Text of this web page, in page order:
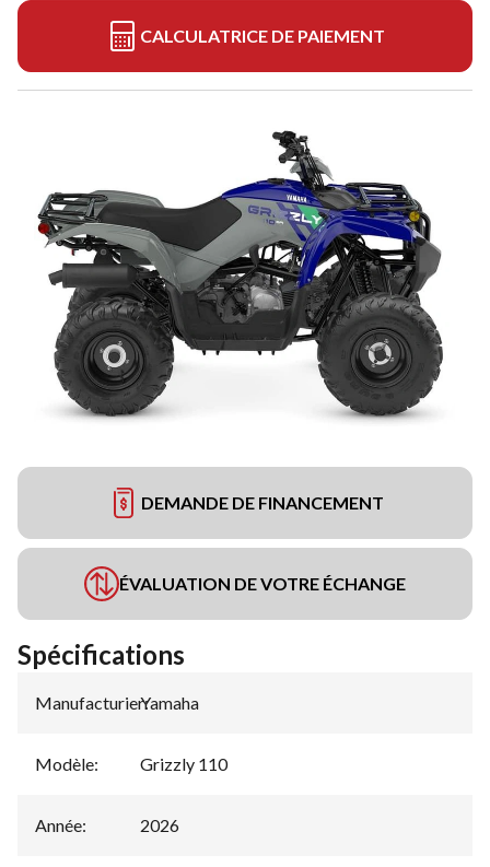
CALCULATRICE DE PAIEMENT
DEMANDE DE FINANCEMENT
ÉVALUATION DE VOTRE ÉCHANGE
Spécifications
Manufacturier:
Yamaha
Modèle: Grizzly 110
Année: 2026